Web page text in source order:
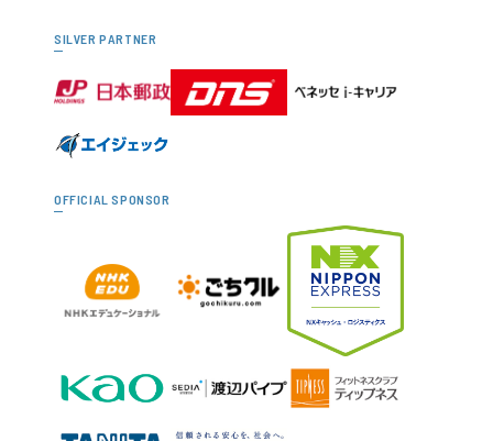
SILVER PARTNER
OFFICIAL SPONSOR